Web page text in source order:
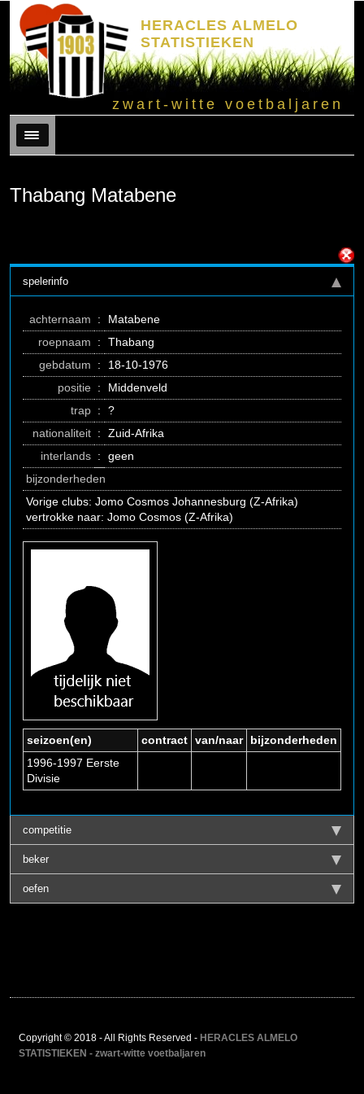
HERACLES ALMELO
STATISTIEKEN
zwart-witte voetbaljaren
Menu
Thabang Matabene
spelerinfo
achternaam :
Matabene
roepnaam
:
Thabang
gebdatum
:
18-10-1976
positie :
Middenveld
trap :
?
nationaliteit :
Zuid-Afrika
interlands :
geen
bijzonderheden
Vorige clubs: Jomo Cosmos Johannesburg (Z-Afrika)
vertrokke naar: Jomo Cosmos (Z-Afrika)
seizoen(en) contract van/naar
bijzonderheden
1996-1997 Eerste
Divisie
competitie
beker
oefen
Copyright © 2018 - All Rights Reserved - HERACLES ALMELO
STATISTIEKEN - zwart-witte voetbaljaren